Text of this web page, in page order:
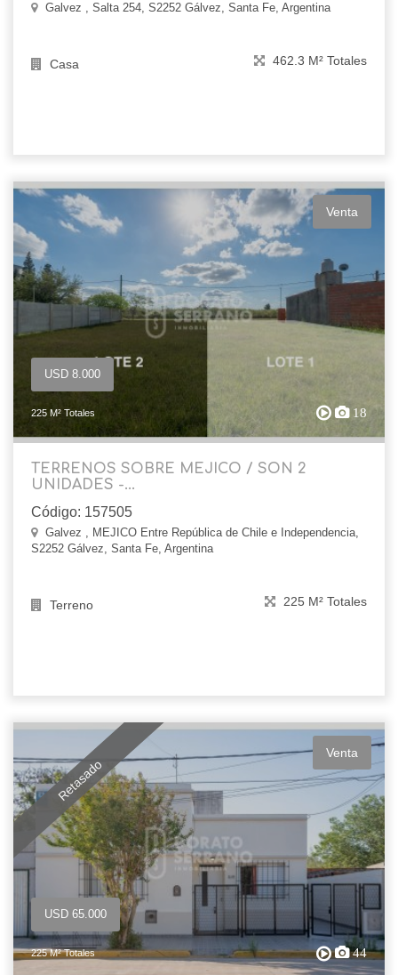
Galvez , Salta 254, S2252 Gálvez, Santa Fe, Argentina
Casa 462.3 M² Totales
Venta
USD 8.000
225 M² Totales 18
TERRENOS SOBRE MEJICO / SON 2
UNIDADES -...
Código: 157505
Galvez , MEJICO Entre República de Chile e Independencia,
S2252 Gálvez, Santa Fe, Argentina
Terreno 225 M² Totales
Retasado
Venta
USD 65.000
225 M² Totales 44